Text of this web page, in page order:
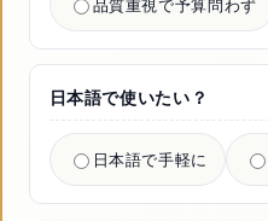
品質重視で予算問わず
日本語で使いたい？
日本語で手軽に